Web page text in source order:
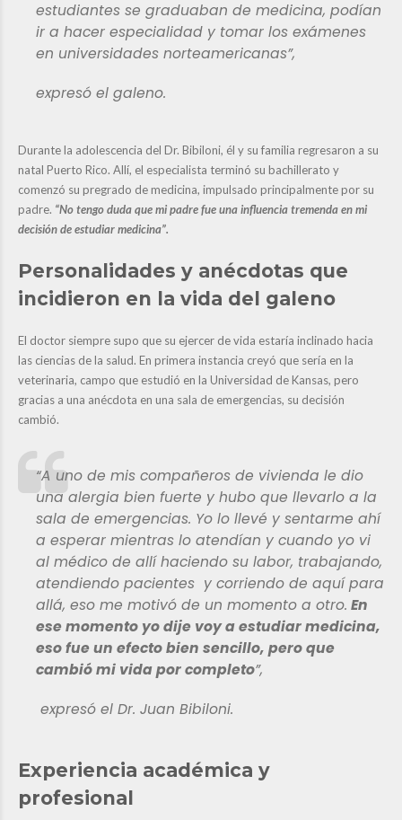
estudiantes se graduaban de medicina, podían
ir a hacer especialidad y tomar los exámenes
en universidades norteamericanas”,
expresó el galeno.
Durante la adolescencia del Dr. Bibiloni, él y su familia regresaron a su
natal Puerto Rico. Allí, el especialista terminó su bachillerato y
comenzó su pregrado de medicina, impulsado principalmente por su
padre. “No tengo duda que mi padre fue una influencia tremenda en mi
decisión de estudiar medicina”.
Personalidades y anécdotas que
incidieron en la vida del galeno
El doctor siempre supo que su ejercer de vida estaría inclinado hacia
las ciencias de la salud. En primera instancia creyó que sería en la
veterinaria, campo que estudió en la Universidad de Kansas, pero
gracias a una anécdota en una sala de emergencias, su decisión
cambió.
“A uno de mis compañeros de vivienda le dio
una alergia bien fuerte y hubo que llevarlo a la
sala de emergencias. Yo lo llevé y sentarme ahí
a esperar mientras lo atendían y cuando yo vi
al médico de allí haciendo su labor, trabajando,
atendiendo pacientes y corriendo de aquí para
allá, eso me motivó de un momento a otro. En
ese momento yo dije voy a estudiar medicina,
eso fue un efecto bien sencillo, pero que
cambió mi vida por completo”,
expresó el Dr. Juan Bibiloni.
Experiencia académica y
profesional